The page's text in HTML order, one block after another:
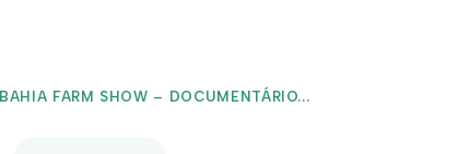
BAHIA FARM SHOW – DOCUMENTÁRIO...